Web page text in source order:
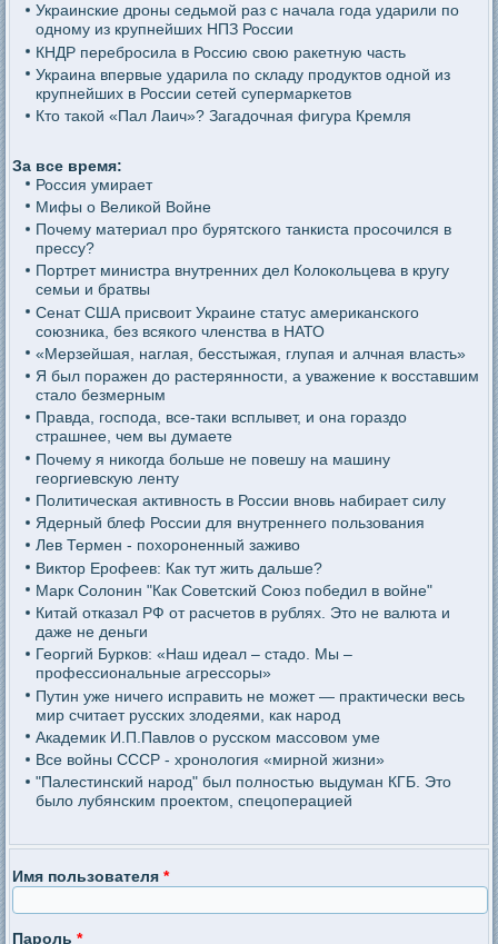
Украинские дроны седьмой раз с начала года ударили по
одному из крупнейших НПЗ России
КНДР перебросила в Россию свою ракетную часть
Украина впервые ударила по складу продуктов одной из
крупнейших в России сетей супермаркетов
Кто такой «Пал Лаич»? Загадочная фигура Кремля
За все время:
Россия умирает
Мифы о Великой Войне
Почему материал про бурятского танкиста просочился в
прессу?
Портрет министра внутренних дел Колокольцева в кругу
семьи и братвы
Сенат США присвоит Украине статус американского
союзника, без всякого членства в НАТО
«Мерзейшая, наглая, бесстыжая, глупая и алчная власть»
Я был поражен до растерянности, а уважение к восставшим
стало безмерным
Правда, господа, все-таки всплывет, и она гораздо
страшнее, чем вы думаете
Почему я никогда больше не повешу на машину
георгиевскую ленту
Политическая активность в России вновь набирает силу
Ядерный блеф России для внутреннего пользования
Лев Термен - похороненный заживо
Виктор Ерофеев: Как тут жить дальше?
Марк Солонин "Как Советский Союз победил в войне"
Китай отказал РФ от расчетов в рублях. Это не валюта и
даже не деньги
Георгий Бурков: «Наш идеал – стадо. Мы –
профессиональные агрессоры»
Путин уже ничего исправить не может — практически весь
мир считает русских злодеями, как народ
Академик И.П.Павлов о русском массовом уме
Все войны СССР - хронология «мирной жизни»
"Палестинский народ" был полностью выдуман КГБ. Это
было лубянским проектом, спецоперацией
Имя пользователя*
Пароль*